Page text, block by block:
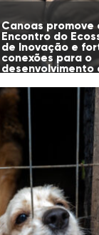
Canoas promove
Encontro do
de Inovação e
conexões para o
desenvolvimento